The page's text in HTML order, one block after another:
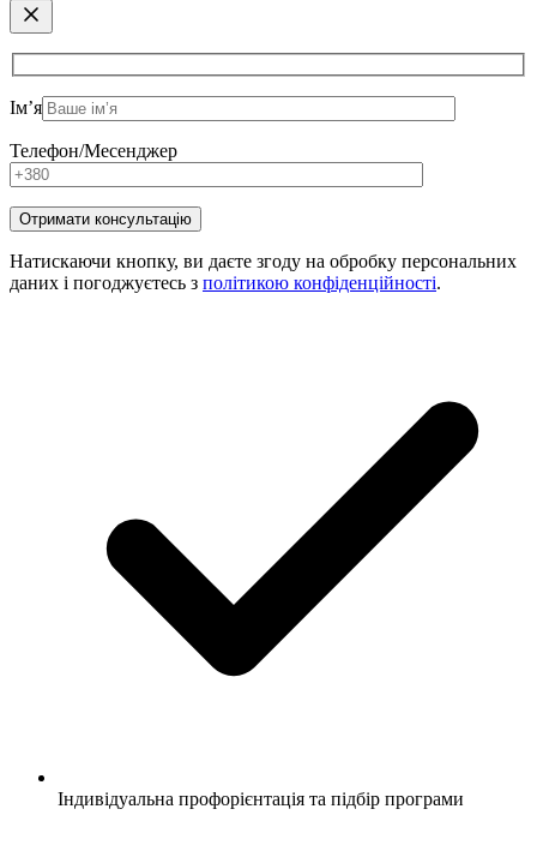
Ім’я
Телефон/Месенджер
Натискаючи кнопку, ви даєте згоду на обробку персональних
даних і погоджуєтесь з політикою конфіденційності.
Індивідуальна профорієнтація та підбір програми